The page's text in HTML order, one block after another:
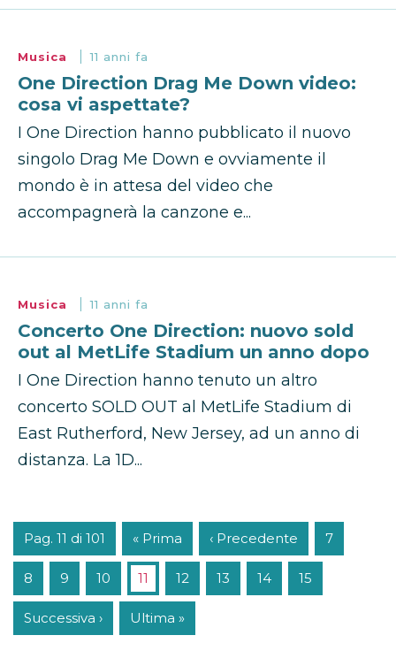
Musica 11 anni fa
One Direction Drag Me Down video:
cosa vi aspettate?
I One Direction hanno pubblicato il nuovo
singolo Drag Me Down e ovviamente il
mondo è in attesa del video che
accompagnerà la canzone e...
Musica 11 anni fa
Concerto One Direction: nuovo sold
out al MetLife Stadium un anno dopo
I One Direction hanno tenuto un altro
concerto SOLD OUT al MetLife Stadium di
East Rutherford, New Jersey, ad un anno di
distanza. La 1D...
Pag. 11 di 101 « Prima ‹ Precedente 7
8 9 10 11 12 13 14 15
Successiva › Ultima »